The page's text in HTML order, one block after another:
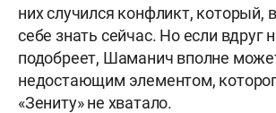
них случился конфликт, который,
себе знать сейчас. Но если вдруг
подобреет, Шаманич вполне
недостающим элементом,
«Зениту» не хватало.